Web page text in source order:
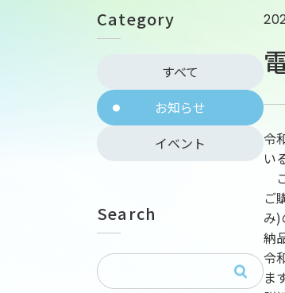
Category
すべて
お知らせ
イベント
Search
令
い
ご
み)
納
令
ま